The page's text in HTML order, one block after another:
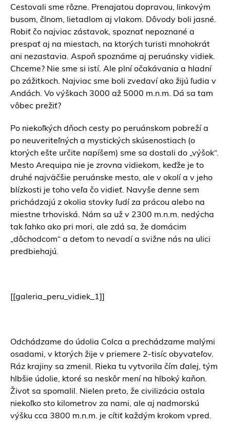
Cestovali sme rôzne. Prenajatou dopravou, linkovým
busom, člnom, lietadlom aj vlakom. Dôvody boli jasné.
Robiť čo najviac zástavok, spoznať nepoznané a
prespať aj na miestach, na ktorých turisti mnohokrát
ani nezastavia. Aspoň spoznáme aj peruánsky vidiek.
Chceme? Nie sme si istí. Ale plní očakávania a hladní
po zážitkoch. Najviac sme boli zvedaví ako žijú ľudia v
Andách. Vo výškach 3000 až 5000 m.n.m. Dá sa tam
vôbec prežiť?
Po niekoľkých dňoch cesty po peruánskom pobreží a
po neuveriteľných a mystických skúsenostiach (o
ktorých ešte určite napíšem) sme sa dostali do „výšok“.
Mesto Arequipa nie je zrovna vidiekom, keďže je to
druhé najväčšie peruánske mesto, ale v okolí a v jeho
blízkosti je toho veľa čo vidieť. Navyše denne sem
prichádzajú z okolia stovky ľudí za prácou alebo na
miestne trhoviská. Nám sa už v 2300 m.n.m. nedýcha
tak ľahko ako pri mori, ale zdá sa, že domácim
„dôchodcom“ a deťom to nevadí a svižne nás na ulici
predbiehajú.
[[galeria_peru_vidiek_1]]
Odchádzame do údolia Colca a prechádzame malými
osadami, v ktorých žije v priemere 2-tisíc obyvateľov.
Ráz krajiny sa zmenil. Rieka tu vytvorila čím ďalej, tým
hlbšie údolie, ktoré sa neskôr mení na hlboký kaňon.
Život sa spomalil. Nielen preto, že civilizácia ostala
niekoľko sto kilometrov za nami, ale aj nadmorskú
výšku cca 3800 m.n.m. je cítiť každým krokom vpred.